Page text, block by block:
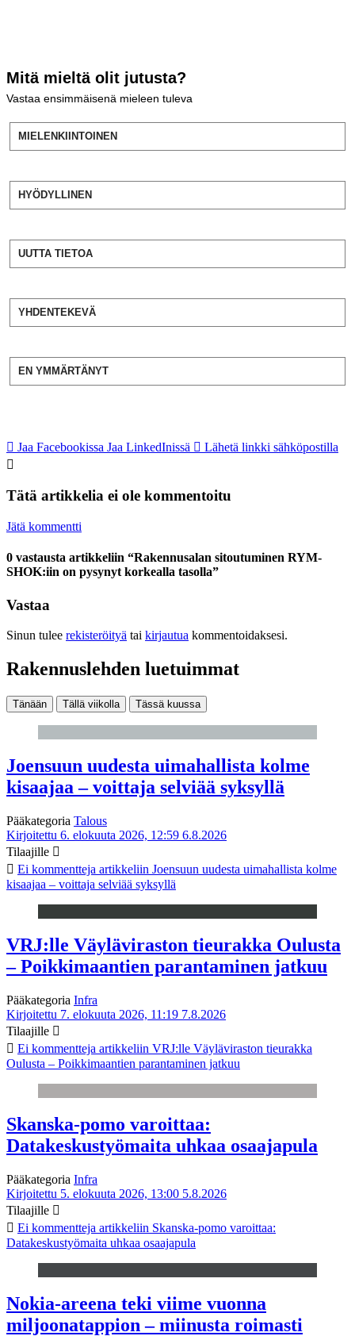
Mitä mieltä olit jutusta?
Vastaa ensimmäisenä mieleen tuleva
MIELENKIINTOINEN
HYÖDYLLINEN
UUTTA TIETOA
YHDENTEKEVÄ
EN YMMÄRTÄNYT
Jaa Facebookissa Jaa LinkedInissä Lähetä linkki sähköpostilla
Tätä artikkelia ei ole kommentoitu
Jätä kommentti
0 vastausta artikkeliin “Rakennusalan sitoutuminen RYM-
SHOK:iin on pysynyt korkealla tasolla”
Vastaa
Sinun tulee rekisteröityä tai kirjautua kommentoidaksesi.
Rakennuslehden luetuimmat
Tänään Tällä viikolla Tässä kuussa
Joensuun uudesta uimahallista kolme
kisaajaa – voittaja selviää syksyllä
Pääkategoria Talous
Kirjoitettu 6. elokuuta 2026, 12:59 6.8.2026
Tilaajille
Ei kommentteja artikkeliin Joensuun uudesta uimahallista kolme
kisaajaa – voittaja selviää syksyllä
VRJ:lle Väyläviraston tieurakka Oulusta
– Poikkimaantien parantaminen jatkuu
Pääkategoria Infra
Kirjoitettu 7. elokuuta 2026, 11:19 7.8.2026
Tilaajille
Ei kommentteja artikkeliin VRJ:lle Väyläviraston tieurakka
Oulusta – Poikkimaantien parantaminen jatkuu
Skanska-pomo varoittaa:
Datakeskustyömaita uhkaa osaajapula
Pääkategoria Infra
Kirjoitettu 5. elokuuta 2026, 13:00 5.8.2026
Tilaajille
Ei kommentteja artikkeliin Skanska-pomo varoittaa:
Datakeskustyömaita uhkaa osaajapula
Nokia-areena teki viime vuonna
miljoonatappion – miinusta roimasti